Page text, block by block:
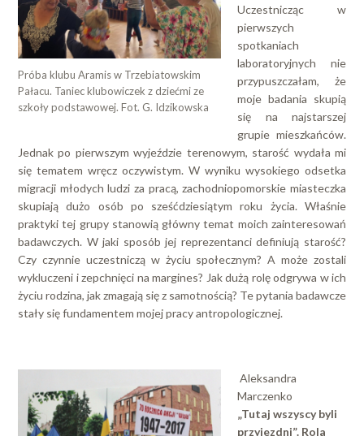
Próba klubu Aramis w Trzebiatowskim
Pałacu. Taniec klubowiczek z dziećmi ze
szkoły podstawowej. Fot. G. Idzikowska
Uczestnicząc w
pierwszych
spotkaniach
laboratoryjnych nie
przypuszczałam, że
moje badania skupią
się na najstarszej
grupie mieszkańców.
Jednak po pierwszym wyjeździe terenowym, starość wydała mi
się tematem wręcz oczywistym. W wyniku wysokiego odsetka
migracji młodych ludzi za pracą, zachodniopomorskie miasteczka
skupiają dużo osób po sześćdziesiątym roku życia. Właśnie
praktyki tej grupy stanowią główny temat moich zainteresowań
badawczych. W jaki sposób jej reprezentanci definiują starość?
Czy czynnie uczestniczą w życiu społecznym? A może zostali
wykluczeni i zepchnięci na margines? Jak dużą rolę odgrywa w ich
życiu rodzina, jak zmagają się z samotnością? Te pytania badawcze
stały się fundamentem mojej pracy antropologicznej.
Aleksandra
Marczenko
„Tutaj wszyscy byli
przyjezdni”. Rola